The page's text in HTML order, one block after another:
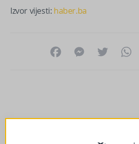
Izvor vijesti: haber.ba
FacebookMessenger
Twitter